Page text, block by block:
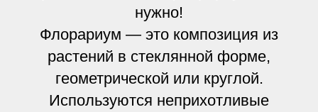
нужно!
Флорариум — это композиция из
растений в стеклянной форме,
геометрической или круглой.
Используются неприхотливые